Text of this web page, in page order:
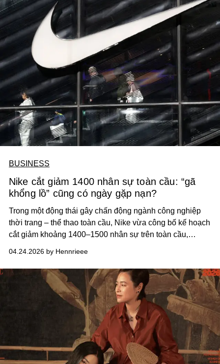
BUSINESS
Nike cắt giảm 1400 nhân sự toàn cầu: “gã
khổng lồ” cũng có ngày gặp nạn?
Trong một động thái gây chấn động ngành công nghiệp
thời trang – thể thao toàn cầu, Nike vừa công bố kế hoạch
cắt giảm khoảng 1400–1500 nhân sự trên toàn cầu,
phải là một quyết định đơn lẻ, mà là chương mới nhất
trong chiến lược tái cấu trúc sâu rộng nhằm đưa “gã
khổng lồ” này trở lại quỹ đạo tăng trưởng sau nhiều quý
liên tiếp đối mặt với áp lực suy giảm.
04.24.2026 by Hennrieee